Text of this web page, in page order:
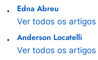
Edna Abreu
Ver todos os artigos
Anderson Locatelli
Ver todos os artigos